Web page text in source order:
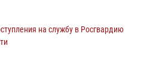
автомобиль в Иркутске
на службу в Росгвардию